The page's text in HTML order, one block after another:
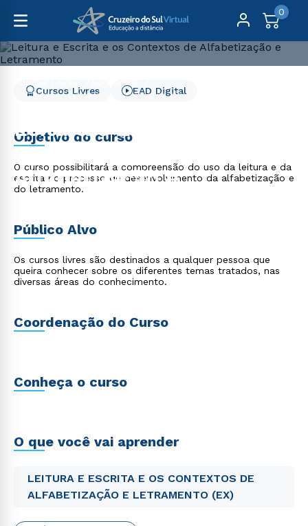
0
Leitura e Escrita e os Contextos de Alfabetização e
Leitura e Escrita e os
Contextos de
Alfabetização e
Cursos Livres EAD Digital
Objetivo do curso
O curso possibilitará a compreensão do uso da leitura e da
escrita no processo de desenvolvimento da alfabetização e
do letramento.
Público Alvo
Os cursos livres são destinados a qualquer pessoa que
queira conhecer sobre os diferentes temas tratados, nas
diversas áreas do conhecimento.
Coordenação do Curso
Conheça o curso
O que você vai aprender
LEITURA E ESCRITA E OS CONTEXTOS DE
ALFABETIZAÇÃO E LETRAMENTO (EX)